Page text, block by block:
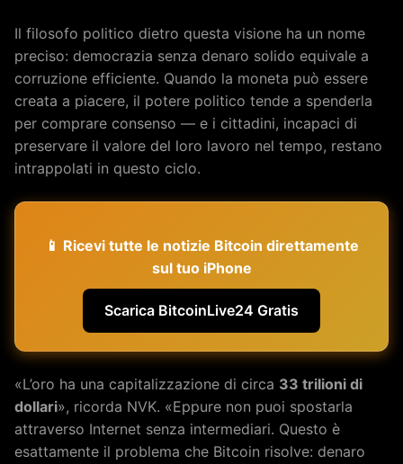
Il filosofo politico dietro questa visione ha un nome
preciso: democrazia senza denaro solido equivale a
corruzione efficiente. Quando la moneta può essere
creata a piacere, il potere politico tende a spenderla
per comprare consenso — e i cittadini, incapaci di
preservare il valore del loro lavoro nel tempo, restano
intrappolati in questo ciclo.
📱 Ricevi tutte le notizie Bitcoin direttamente
sul tuo iPhone
Scarica BitcoinLive24 Gratis
«L’oro ha una capitalizzazione di circa 33 trilioni di
dollari», ricorda NVK. «Eppure non puoi spostarla
attraverso Internet senza intermediari. Questo è
esattamente il problema che Bitcoin risolve: denaro